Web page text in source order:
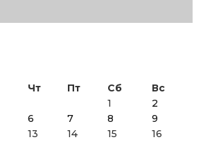
Чт Пт Сб
Вс
1
2
6 7 8
9
13 14 15
16